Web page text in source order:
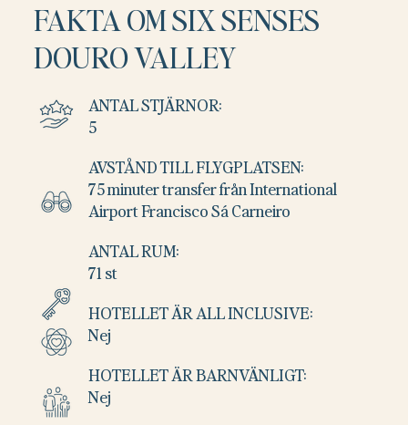
HOTELLET ÄR BARNVÄNLIGT:
Nej
HOTELLET ÄR ALL INCLUSIVE:
Nej
ANTAL RUM:
71 st
AVSTÅND TILL FLYGPLATSEN:
75 minuter transfer från International
Airport Francisco Sá Carneiro
ANTAL STJÄRNOR:
5
FAKTA OM SIX SENSES
DOURO VALLEY